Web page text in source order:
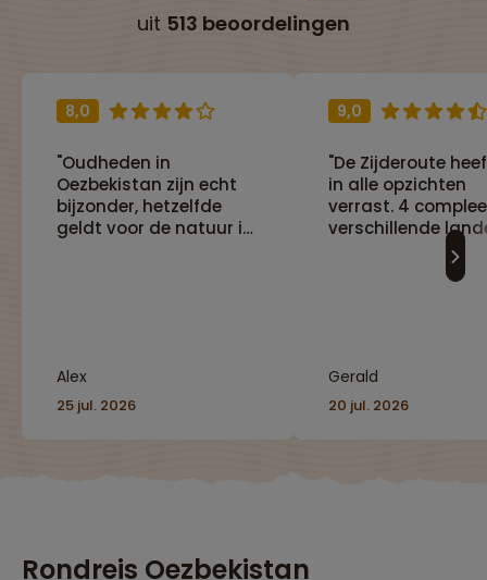
uit 513 beoordelingen
8,0
"Oudheden in
Oezbekistan zijn echt
bijzonder, hetzelfde
geldt voor de natuur in
Alex
25 jul. 2026
9,0
"De Zijderoute
in alle opzichten
verrast. 4
verschillende
met elk hun eigen
specifieke dingen.
we hadden met
een top
Gerald
20 jul. 2026
Rondreis Oezbekistan